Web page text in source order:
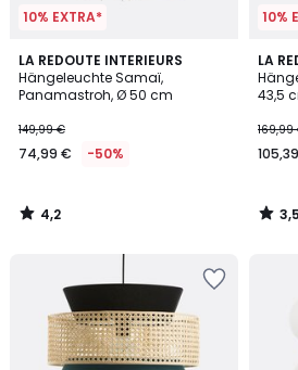
10% EXTRA*
LA REDOUTE INTERIEURS
Hängeleuchte Samaï,
Panamastroh, Ø 50 cm
149,99 €
74,99 € -50%
4,2
/ 5
4,2
/
10%
LA
43,5
169,99
3,5
/ 5
3,5
/